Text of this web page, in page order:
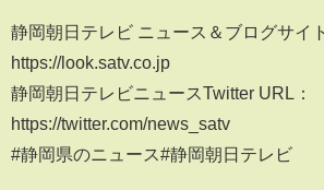
静岡朝日テレビ ニュース＆ブログサイ
https://look.satv.co.jp
静岡朝日テレビニュースTwitter URL：
https://twitter.com/news_satv
#静岡県のニュース#静岡朝日テレビ